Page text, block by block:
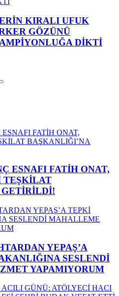
KIRALI UFUK
GÖZÜNÜ
DİKTİ
ESNAFI FATİH ONAT,
TEŞKİLAT
GETİRİLDİ!
YEPAŞ’A
SESLENDİ
YAPAMIYORUM